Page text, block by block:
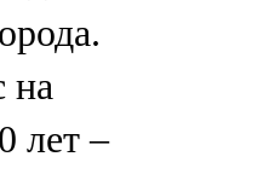
на
лет –